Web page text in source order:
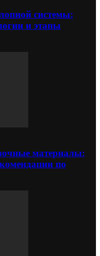
системы:
и этапы
материалы:
по